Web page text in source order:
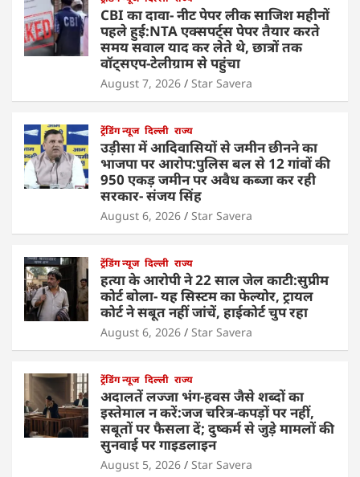
CBI का दावा- नीट पेपर लीक साजिश महीनों
पहले हुई:NTA एक्सपर्ट्स पेपर तैयार करते
समय सवाल याद कर लेते थे, छात्रों तक
वॉट्सएप-टेलीग्राम से पहुंचा
August 7, 2026 Star Savera
ट्रेंडिंग न्यूज दिल्ली राज्य
उड़ीसा में आदिवासियों से जमीन छीनने का
भाजपा पर आरोप:पुलिस बल से 12 गांवों की
950 एकड़ जमीन पर अवैध कब्जा कर रही
सरकार- संजय सिंह
August 6, 2026 Star Savera
ट्रेंडिंग न्यूज दिल्ली राज्य
हत्या के आरोपी ने 22 साल जेल काटी:सुप्रीम
कोर्ट बोला- यह सिस्टम का फेल्योर, ट्रायल
कोर्ट ने सबूत नहीं जांचें, हाईकोर्ट चुप रहा
August 6, 2026 Star Savera
ट्रेंडिंग न्यूज दिल्ली राज्य
अदालतें लज्जा भंग-हवस जैसे शब्दों का
इस्तेमाल न करें:जज चरित्र-कपड़ों पर नहीं,
सबूतों पर फैसला दें; दुष्कर्म से जुड़े मामलों की
सुनवाई पर गाइडलाइन
August 5, 2026 Star Savera